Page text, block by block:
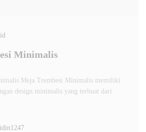
Minimalis
Meja Trembesi Minimalis memiliki
design minimalis yang terbuat dari